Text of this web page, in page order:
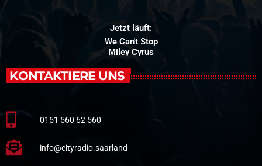
Jetzt läuft:
We Can't Stop
Miley Cyrus
KONTAKTIERE UNS
0151 560 62 560
info@cityradio.saarland